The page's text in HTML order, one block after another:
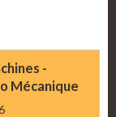
-
Mécanique